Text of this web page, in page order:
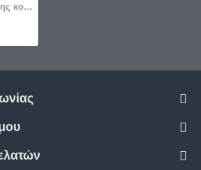
Βιβλίο ευχών βάπτισης κοριτσιού "ΚΕΡΑΣΙ Sweet Cherry"